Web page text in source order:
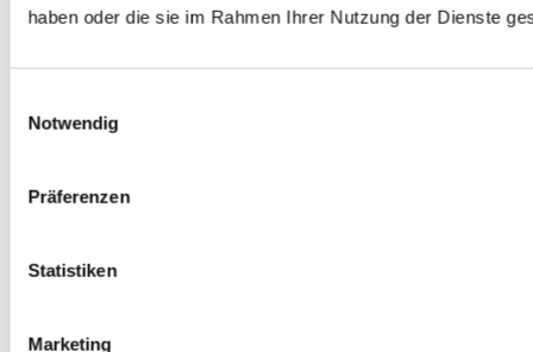
haben oder die sie im Rahmen Ihrer Nutzung der Dienste
Notwendig
Präferenzen
Statistiken
Marketing